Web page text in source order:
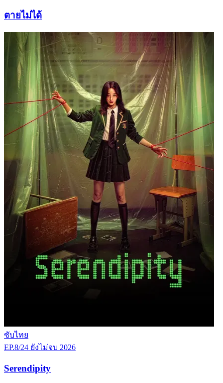
ตายไม่ได้
ซับไทย
EP.8/24 ยังไม่จบ 2026
Serendipity